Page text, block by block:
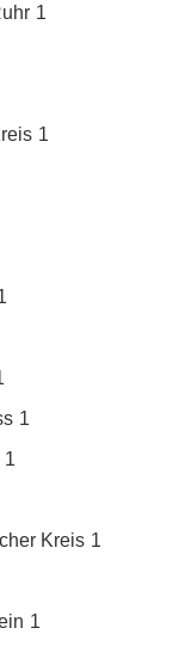
1
1
1
1
Kreis 1
1